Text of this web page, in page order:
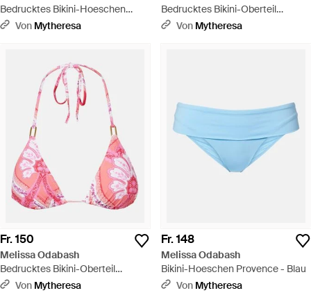
Bedrucktes Bikini-Hoeschen
Brussels - Pink
Von Mytheresa
Bedrucktes Bikini-Oberteil
Cancun - Blau
Von Mytheresa
Fr. 150
Melissa Odabash
Bedrucktes Bikini-Oberteil
Cancun - Pink
Von Mytheresa
Fr. 148
Melissa Odabash
Bikini-Hoeschen Provence - Blau
Von Mytheresa